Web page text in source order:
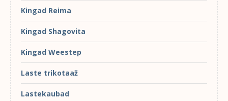
Kingad Reima
Kingad Shagovita
Kingad Weestep
Laste trikotaaž
Lastekaubad